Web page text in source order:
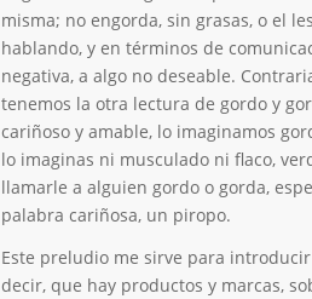
misma; no engorda, sin grasas, o el
hablando, y en términos de
negativa, a algo no deseable.
tenemos la otra lectura de gordo y
cariñoso y amable, lo imaginamos
lo imaginas ni musculado ni flaco,
llamarle a alguien gordo o gorda,
palabra cariñosa, un piropo.
Este preludio me sirve para
decir, que hay productos y marcas,